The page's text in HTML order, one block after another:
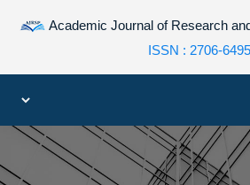
Academic Journal of Research